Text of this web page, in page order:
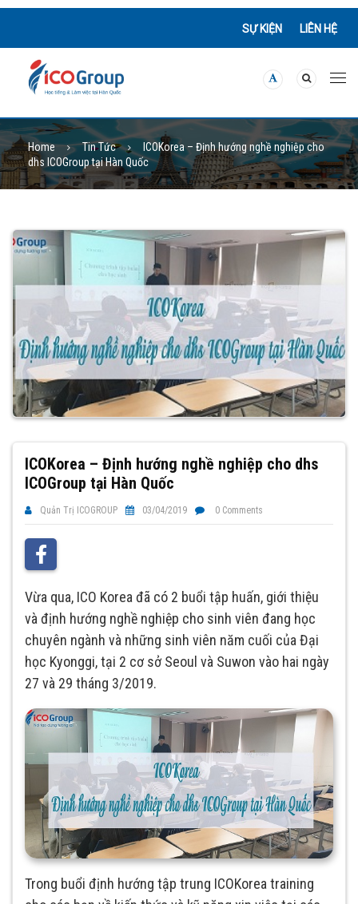
SỰ KIỆN LIÊN HỆ
Home Tin Tức
ICOKorea – Định hướng nghề nghiệp cho
dhs ICOGroup tại Hàn Quốc
ICOKorea – Định hướng nghề nghiệp cho dhs
ICOGroup tại Hàn Quốc
Quản Trị ICOGROUP 03/04/2019 0 Comments
Vừa qua, ICO Korea đã có 2 buổi tập huấn, giới thiệu
và định hướng nghề nghiệp cho sinh viên đang học
chuyên ngành và những sinh viên năm cuối của Đại
học Kyonggi, tại 2 cơ sở Seoul và Suwon vào hai ngày
27 và 29 tháng 3/2019.
Trong buổi định hướng tập trung ICOKorea training